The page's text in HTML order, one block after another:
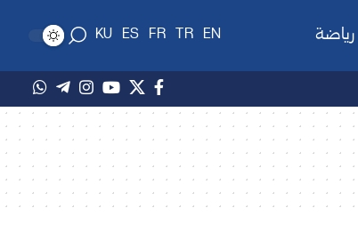
رياضة EN
TR
FR
ES
KU